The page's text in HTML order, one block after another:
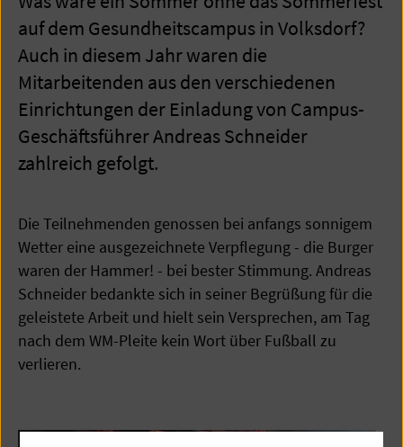
auf dem Gesundheitscampus in Volksdorf?
Auch in diesem Jahr waren die
Mitarbeitenden aus den verschiedenen
Einrichtungen der Einladung von Campus-
Geschäftsführer Andreas Schneider
zahlreich gefolgt.
Die Teilnehmenden genossen bei anfangs sonnigem
Wetter eine ausgezeichnete Verpflegung - die Burger
waren der Hammer! - bei bester Stimmung. Andreas
Schneider bedankte sich in seiner Begrüßung für die
geleistete Arbeit und hielt sein Versprechen, am Tag
nach dem WM-Pleite kein Wort über Fußball zu
verlieren.